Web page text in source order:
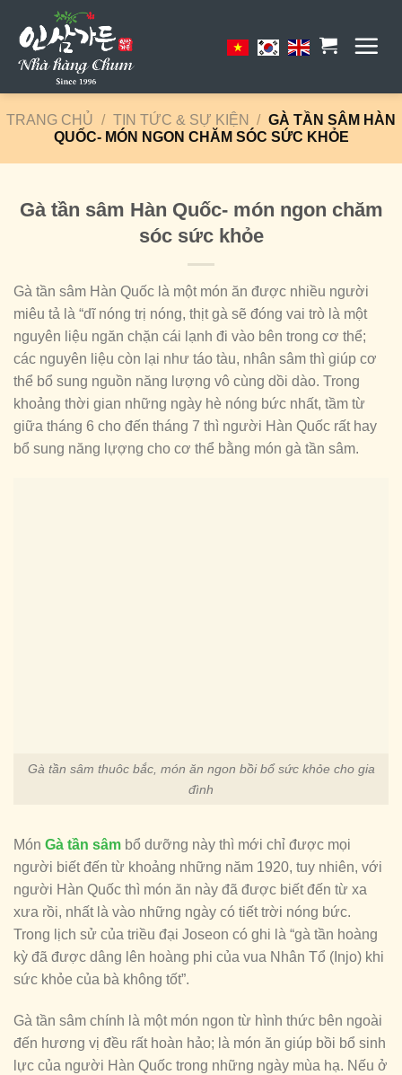
content
TRANG CHỦ / TIN TỨC & SỰ KIỆN / GÀ TẦN SÂM HÀN
QUỐC- MÓN NGON CHĂM SÓC SỨC KHỎE
Gà tần sâm Hàn Quốc- món ngon chăm
sóc sức khỏe
Gà tần sâm Hàn Quốc là một món ăn được nhiều người
miêu tả là “dĩ nóng trị nóng, thịt gà sẽ đóng vai trò là một
nguyên liệu ngăn chặn cái lạnh đi vào bên trong cơ thể;
các nguyên liệu còn lại như táo tàu, nhân sâm thì giúp cơ
thể bổ sung nguồn năng lượng vô cùng dồi dào. Trong
khoảng thời gian những ngày hè nóng bức nhất, tầm từ
giữa tháng 6 cho đến tháng 7 thì người Hàn Quốc rất hay
bổ sung năng lựợng cho cơ thể bằng món gà tần sâm.
Gà tần sâm thuôc bắc, món ăn ngon bồi bổ sức khỏe cho gia
đình
Món Gà tần sâm bổ dưỡng này thì mới chỉ được mọi
người biết đến từ khoảng những năm 1920, tuy nhiên, với
người Hàn Quốc thì món ăn này đã được biết đến từ xa
xưa rồi, nhất là vào những ngày có tiết trời nóng bức.
Trong lịch sử của triều đại Joseon có ghi là “gà tần hoàng
kỳ đã được dâng lên hoàng phi của vua Nhân Tổ (Injo) khi
sức khỏe của bà không tốt”.
Gà tần sâm chính là một món ngon từ hình thức bên ngoài
đến hương vị đều rất hoàn hảo; là món ăn giúp bồi bổ sinh
lực của người Hàn Quốc trong những ngày mùa hạ. Nếu ở